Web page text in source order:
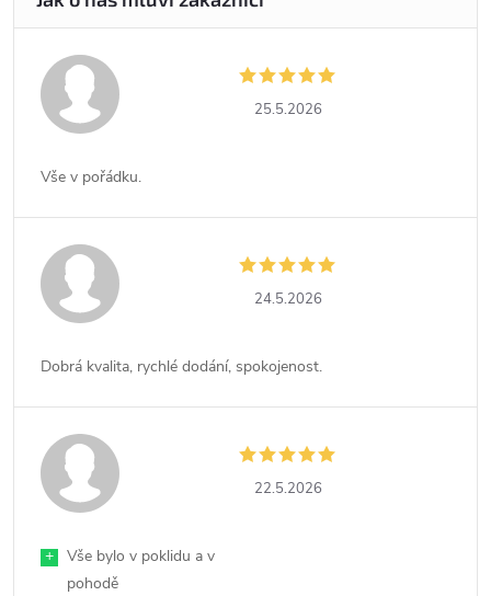
25.5.2026
Vše v pořádku.
24.5.2026
Dobrá kvalita, rychlé dodání, spokojenost.
22.5.2026
+
Vše bylo v poklidu a v
pohodě